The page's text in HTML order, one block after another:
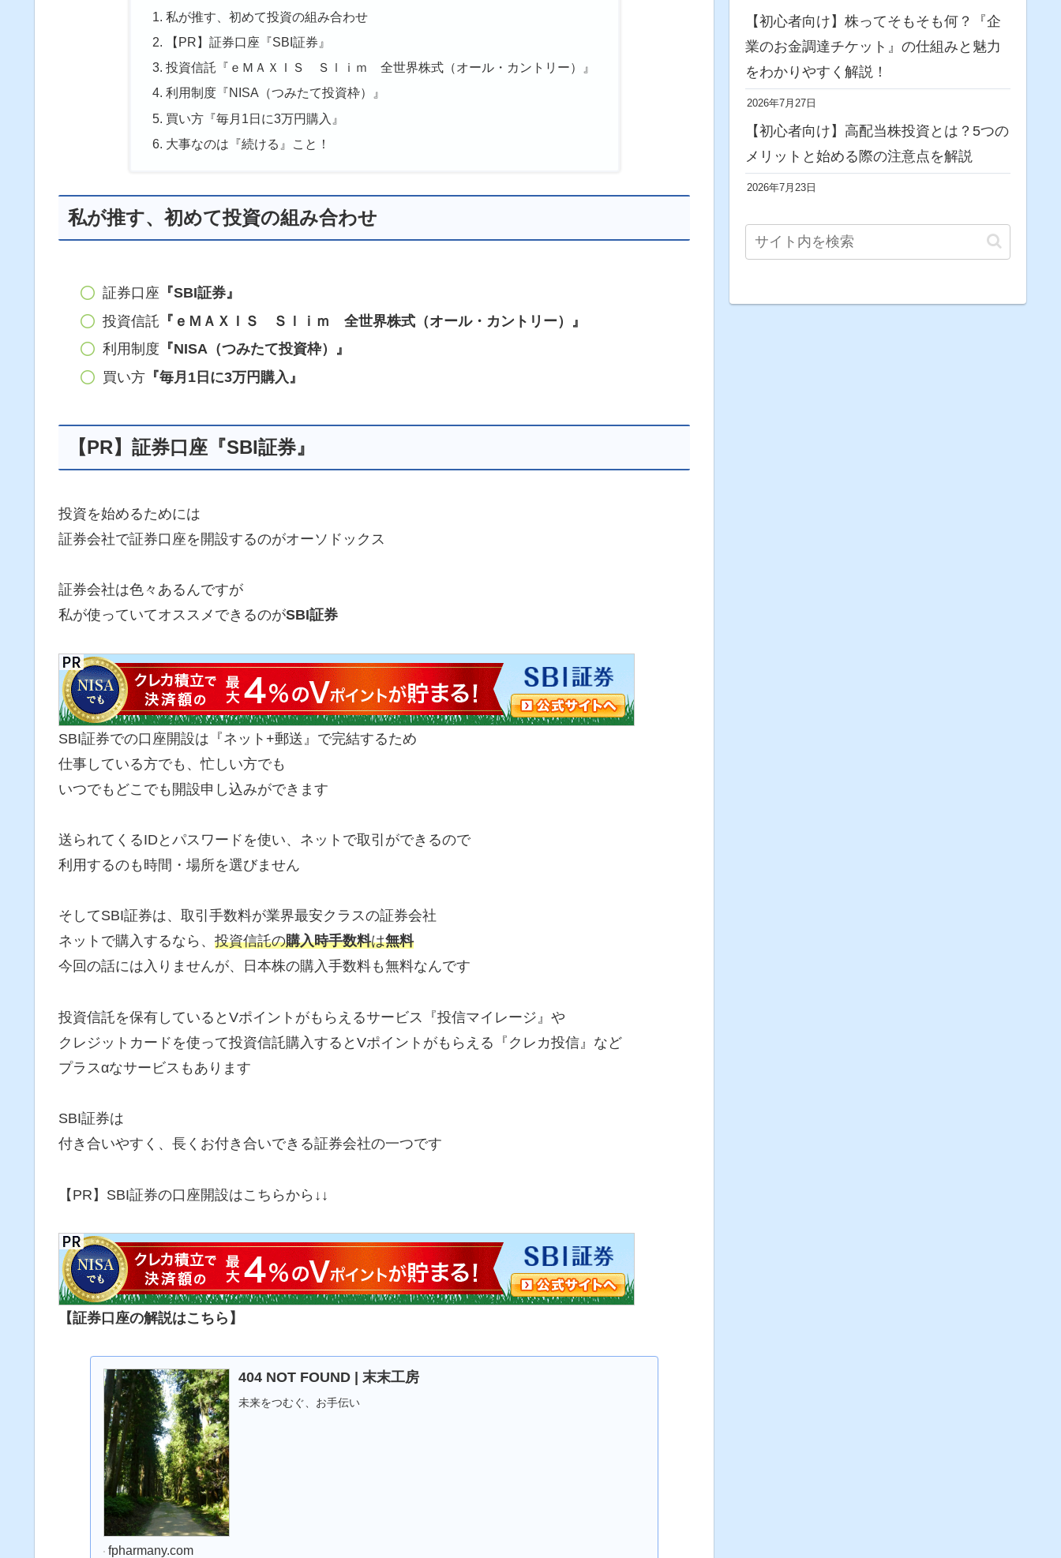
私が推す、初めて投資の組み合わせ
【PR】証券口座『SBI証券』
投資信託『ｅＭＡＸＩＳ Ｓｌｉｍ 全世界株式（オール・カントリー）』
利用制度『NISA（つみたて投資枠）』
買い方『毎月1日に3万円購入』
大事なのは『続ける』こと！
私が推す、初めて投資の組み合わせ
証券口座 『SBI証券』
投資信託 『ｅＭＡＸＩＳ Ｓｌｉｍ 全世界株式（オール・カントリー）』
利用制度 『NISA（つみたて投資枠）』
買い方 『毎月1日に3万円購入』
【PR】証券口座『SBI証券』
投資を始めるためには
証券会社で証券口座を開設するのがオーソドックス
証券会社は色々あるんですが
私が使っていてオススメできるのがSBI証券
SBI証券での口座開設は『ネット+郵送』で完結するため
仕事している方でも、忙しい方でも
いつでもどこでも開設申し込みができます
送られてくるIDとパスワードを使い、ネットで取引ができるので
利用するのも時間・場所を選びません
そしてSBI証券は、取引手数料が業界最安クラスの証券会社
ネットで購入するなら、 投資信託の購入時手数料は無料
今回の話には入りませんが、日本株の購入手数料も無料なんです
投資信託を保有しているとVポイントがもらえるサービス『投信マイレージ』や
クレジットカードを使って投資信託購入するとVポイントがもらえる『クレカ投信』など
プラスαなサービスもあります
SBI証券は
付き合いやすく、長くお付き合いできる証券会社の一つです
【PR】SBI証券の口座開設はこちらから↓↓
【証券口座の解説はこちら】
404 NOT FOUND | 末末工房
未来をつむぐ、お手伝い
fpharmany.com
【初心者向け】株ってそもそも何？『企
業のお金調達チケット』の仕組みと魅力
をわかりやすく解説！
2026年7月27日
【初心者向け】高配当株投資とは？5つの
メリットと始める際の注意点を解説
2026年7月23日